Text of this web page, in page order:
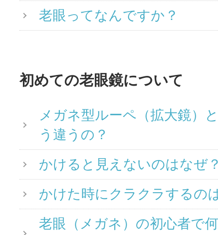
老眼ってなんですか？
初めての老眼鏡について
メガネ型ルーペ（拡大鏡）
う違うの？
かけると見えないのはなぜ
かけた時にクラクラするの
老眼（メガネ）の初心者で